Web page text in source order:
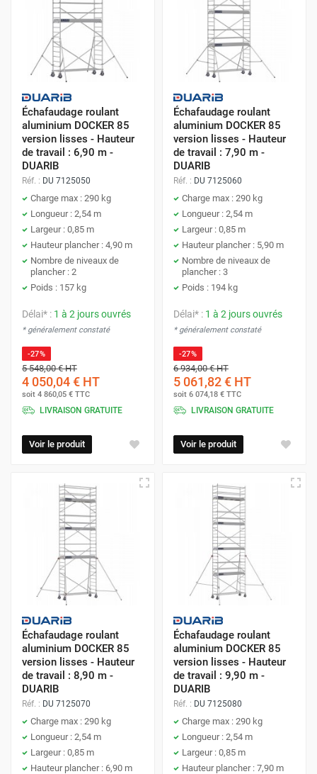
Échafaudage roulant
aluminium DOCKER 85
version lisses - Hauteur
de travail : 6,90 m -
DUARIB
Réf. : DU 7125050
Charge max : 290 kg
Longueur : 2,54 m
Largeur : 0,85 m
Hauteur plancher : 4,90 m
Nombre de niveaux de
plancher : 2
Poids : 157 kg
Délai* : 1 à 2 jours ouvrés
* généralement constaté
-27%
5 548,00 €HT
4 050,04 € HT
soit 4 860,05 € TTC
LIVRAISON GRATUITE
Voir le produit
Échafaudage roulant
aluminium DOCKER 85
version lisses - Hauteur
de travail : 7,90 m -
DUARIB
Réf. : DU 7125060
Charge max : 290 kg
Longueur : 2,54 m
Largeur : 0,85 m
Hauteur plancher : 5,90 m
Nombre de niveaux de
plancher : 3
Poids : 194 kg
Délai* : 1 à 2 jours ouvrés
* généralement constaté
-27%
6 934,00 €HT
5 061,82 € HT
soit 6 074,18 € TTC
LIVRAISON GRATUITE
Voir le produit
Échafaudage roulant
aluminium DOCKER 85
version lisses - Hauteur
de travail : 8,90 m -
DUARIB
Réf. : DU 7125070
Charge max : 290 kg
Longueur : 2,54 m
Largeur : 0,85 m
Hauteur plancher : 6,90 m
Échafaudage roulant
aluminium DOCKER 85
version lisses - Hauteur
de travail : 9,90 m -
DUARIB
Réf. : DU 7125080
Charge max : 290 kg
Longueur : 2,54 m
Largeur : 0,85 m
Hauteur plancher : 7,90 m